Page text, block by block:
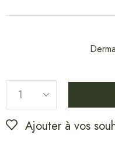
Ajouter à vos